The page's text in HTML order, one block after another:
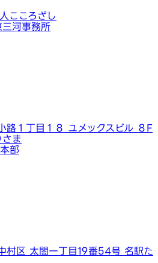
こころざし
河事務所
路１丁目１８ ユメックスビル ８F
ま
部
村区 太閤一丁目19番54号 名駅た